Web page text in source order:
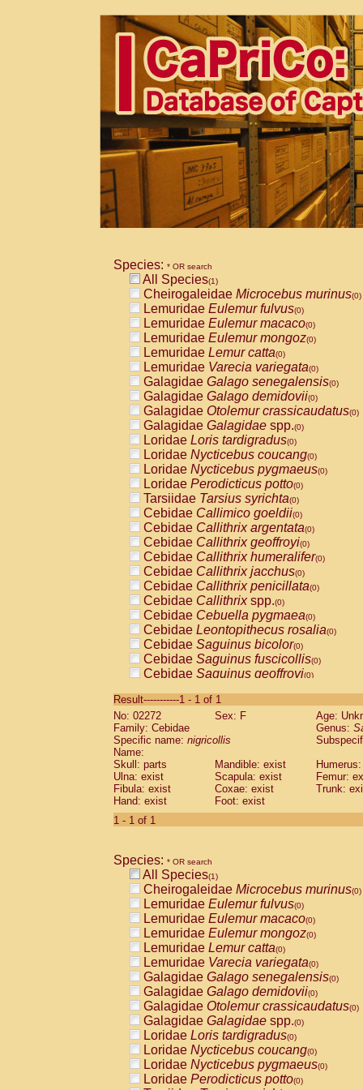
Species: * OR search
All Species(1)
Cheirogaleidae Microcebus murinus(0)
Lemuridae Eulemur fulvus(0)
Lemuridae Eulemur macaco(0)
Lemuridae Eulemur mongoz(0)
Lemuridae Lemur catta(0)
Lemuridae Varecia variegata(0)
Galagidae Galago senegalensis(0)
Galagidae Galago demidovii(0)
Galagidae Otolemur crassicaudatus(0)
Galagidae Galagidae spp.(0)
Loridae Loris tardigradus(0)
Loridae Nycticebus coucang(0)
Loridae Nycticebus pygmaeus(0)
Loridae Perodicticus potto(0)
Tarsiidae Tarsius syrichta(0)
Cebidae Callimico goeldii(0)
Cebidae Callithrix argentata(0)
Cebidae Callithrix geoffroyi(0)
Cebidae Callithrix humeralifer(0)
Cebidae Callithrix jacchus(0)
Cebidae Callithrix penicillata(0)
Cebidae Callithrixspp.(0)
Cebidae Cebuella pygmaea(0)
Cebidae Leontopithecus rosalia(0)
Cebidae Saguinus bicolor(0)
Cebidae Saguinus fuscicollis(0)
Cebidae Saguinus geoffroyi(0)
CebidaeSaguinus labiatus(0)
Cebidae Saguinus leucopus (0)
Cebidae
CebidaeSaguinus mystax
Cebidae Saguinus nigricollis (1)
Cebidae Saguinus oedipus
Cebidae Saguinus weddelli
Cebidae Saguinusspp.
Cebidae
CebidaeCebus capucinus
CebidaeCebus nigrivittatus
CebidaeCebus spp.(0)
CebidaeSaimiri boliviensis(0)
CebidaeSaimiri sciureus(0)
AtelidaeAlouatta caraya(0)
AtelidaeAlouatta fusca(0)
AtelidaeAlouatta seniculus(0)
AtelidaeAlouattaspp.(0)
AtelidaeAteles belzebuth(0)
AtelidaeAteles geoffroyi(0)
AtelidaeAteles paniscus(0)
AtelidaeAtelesspp.(0)
AtelidaeLagothrix lagothricha(0)
AtelidaeLagothrix lagothricha cana
PitheciidaeCacajao calvus
Result-----------1 - 1 of 1
No: 02272
Sex: F
Age:
Family: Cebidae
Genus:
Specific name: nigricollis
Name:
Skull: parts
Mandible: exist
Ulna: exist
Scapula: exist
Femur:
Fibula: exist
Coxae: exist
Trunk:
Hand: exist
Foot: exist
1 - 1 of 1
Species: * OR search
All Species(1)
Cheirogaleidae Microcebus murinus(0)
Lemuridae Eulemur fulvus(0)
Lemuridae Eulemur macaco(0)
Lemuridae Eulemur mongoz(0)
Lemuridae Lemur catta(0)
Lemuridae Varecia variegata(0)
Galagidae Galago senegalensis(0)
Galagidae Galago demidovii(0)
Galagidae Otolemur crassicaudatus(0)
Galagidae Galagidae spp.(0)
Loridae Loris tardigradus(0)
Loridae Nycticebus coucang(0)
Loridae Nycticebus pygmaeus(0)
Loridae Perodicticus potto(0)